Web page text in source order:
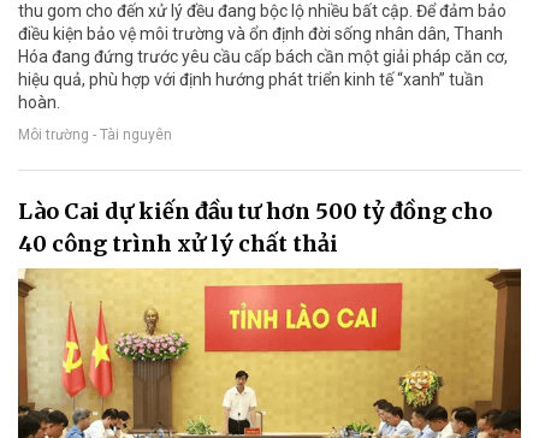
thu gom cho đến xử lý đều đang bộc lộ nhiều bất cập. Để đảm bảo
điều kiện bảo vệ môi trường và ổn định đời sống nhân dân, Thanh
Hóa đang đứng trước yêu cầu cấp bách cần một giải pháp căn cơ,
hiệu quả, phù hợp với định hướng phát triển kinh tế “xanh” tuần
hoàn.
Môi trường - Tài nguyên
Lào Cai dự kiến đầu tư hơn 500 tỷ đồng cho
40 công trình xử lý chất thải